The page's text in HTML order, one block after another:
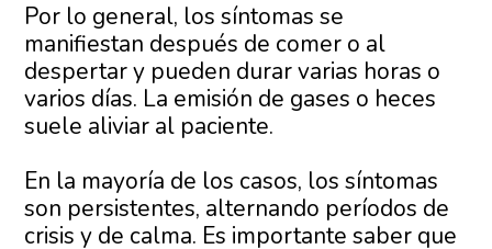
Por lo general, los síntomas se
manifiestan después de comer o al
despertar y pueden durar varias horas o
varios días. La emisión de gases o heces
suele aliviar al paciente.
En la mayoría de los casos, los síntomas
son persistentes, alternando períodos de
crisis y de calma. Es importante saber que